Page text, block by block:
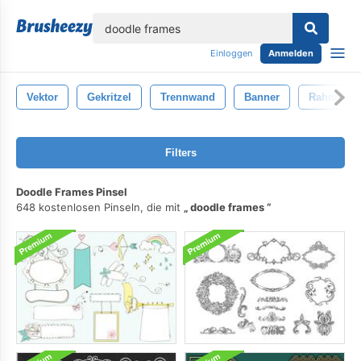
Einloggen Anmelden
Vektor Gekritzel Trennwand Banner Rahmen
Filters
Doodle Frames Pinsel
648 kostenlosen Pinseln, die mit
doodle frames